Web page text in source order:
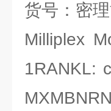
货号：密
Milliplex
1RANKL: